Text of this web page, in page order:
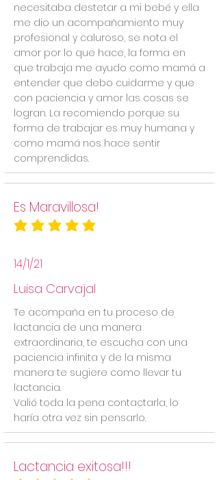
necesitaba destetar a mi bebé y ella
me dio un acompañamiento muy
profesional y caluroso, se nota el
amor por lo que hace, la forma en
que trabaja me ayudo como mamá a
entender que debo cuidarme y que
con paciencia y amor las cosas se
logran. La recomiendo porque su
forma de trabajar es muy humana y
como mamá nos hace sentir
comprendidas.
Es Maravillosa!
la calificación promedio es 5 de 5
14/1/21
Luisa Carvajal
Te acompaña en tu proceso de
lactancia de una manera
extraordinaria, te escucha con una
paciencia infinita y de la misma
manera te sugiere como llevar tu
lactancia.
Valió toda la pena contactarla, lo
haría otra vez sin pensarlo.
Lactancia exitosa!!!